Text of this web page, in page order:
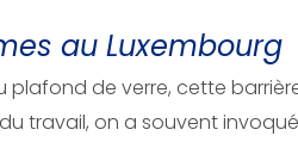
au Luxembourg
plafond de verre, cette
travail, on a souvent invoqué